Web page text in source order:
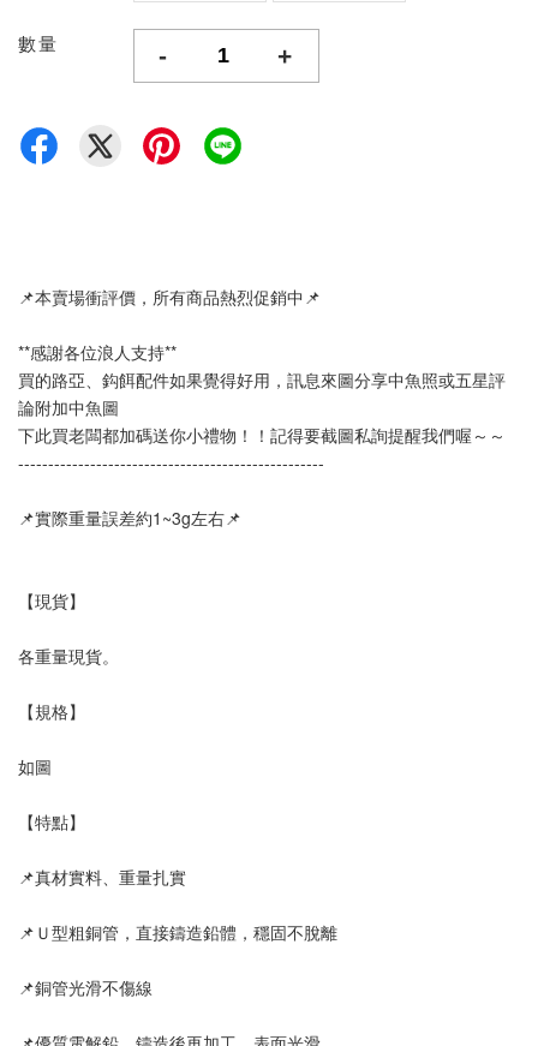
數量 - +
📌本賣場衝評價，所有商品熱烈促銷中📌
**感謝各位浪人支持**
買的路亞、鈎餌配件如果覺得好用，訊息來圖分享中魚照或五星評
論附加中魚圖
下此買老闆都加碼送你小禮物！！記得要截圖私詢提醒我們喔～～
---------------------------------------------------
📌實際重量誤差約1~3g左右📌
【現貨】
各重量現貨。
【規格】
如圖
【特點】
📌真材實料、重量扎實
📌Ｕ型粗銅管，直接鑄造鉛體，穩固不脫離
📌銅管光滑不傷線